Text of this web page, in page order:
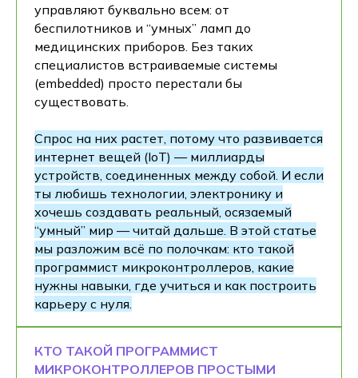
управляют буквально всем: от
беспилотников и “умных” ламп до
медицинских приборов. Без таких
специалистов встраиваемые системы
(embedded) просто перестали бы
существовать.
Спрос на них растет, потому что развивается
интернет вещей (IoT) — миллиарды
устройств, соединенных между собой. И если
ты любишь технологии, электронику и
хочешь создавать реальный, осязаемый
“умный” мир — читай дальше. В этой статье
мы разложим всё по полочкам: кто такой
программист микроконтроллеров, какие
нужны навыки, где учиться и как построить
карьеру с нуля.
КТО ТАКОЙ ПРОГРАММИСТ
МИКРОКОНТРОЛЛЕРОВ ПРОСТЫМИ